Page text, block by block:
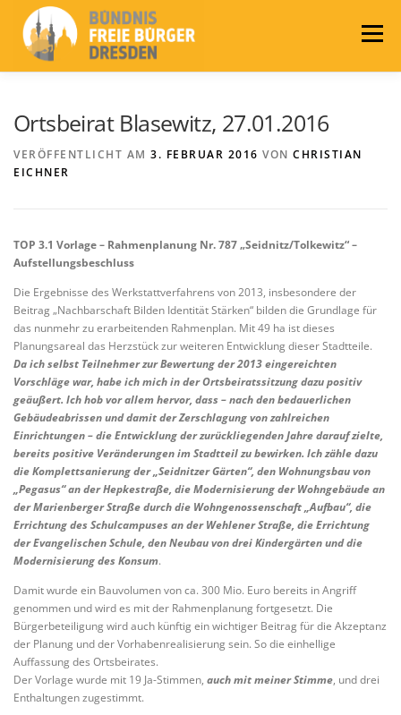
Inhalt
springen
Menü
PRESSE
Ortsbeirat Blasewitz, 27.01.2016
VERÖFFENTLICHT AM 3. FEBRUAR 2016 VON CHRISTIAN
EICHNER
TOP 3.1 Vorlage – Rahmenplanung Nr. 787 „Seidnitz/Tolkewitz“ –
Aufstellungsbeschluss
Die Ergebnisse des Werkstattverfahrens von 2013, insbesondere der
Beitrag „Nachbarschaft Bilden Identität Stärken“ bilden die Grundlage für
das nunmehr zu erarbeitenden Rahmenplan. Mit 49 ha ist dieses
Planungsareal das Herzstück zur weiteren Entwicklung dieser Stadtteile.
Da ich selbst Teilnehmer zur Bewertung der 2013 eingereichten
Vorschläge war, habe ich mich in der Ortsbeiratssitzung dazu positiv
geäußert. Ich hob vor allem hervor, dass – nach den bedauerlichen
Gebäudeabrissen und damit der Zerschlagung von zahlreichen
Einrichtungen – die Entwicklung der zurückliegenden Jahre darauf zielte,
bereits positive Veränderungen im Stadtteil zu bewirken. Ich zähle dazu
die Komplettsanierung der „Seidnitzer Gärten“, den Wohnungsbau von
„Pegasus“ an der Hepkestraße, die Modernisierung der Wohngebäude an
der Marienberger Straße durch die Wohngenossenschaft „Aufbau“, die
Errichtung des Schulcampuses an der Wehlener Straße, die Errichtung
der Evangelischen Schule, den Neubau von drei Kindergärten und die
Modernisierung des Konsum.
Damit wurde ein Bauvolumen von ca. 300 Mio. Euro bereits in Angriff
genommen und wird es mit der Rahmenplanung fortgesetzt. Die
Bürgerbeteiligung wird auch künftig ein wichtiger Beitrag für die Akzeptanz
der Planung und der Vorhabenrealisierung sein. So die einhellige
Auffassung des Ortsbeirates.
Der Vorlage wurde mit 19 Ja-Stimmen, auch mit meiner Stimme, und drei
Enthaltungen zugestimmt.